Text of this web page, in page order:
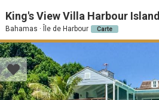
King's View Villa Harbour Island
Bahamas · Île de Harbour Carte